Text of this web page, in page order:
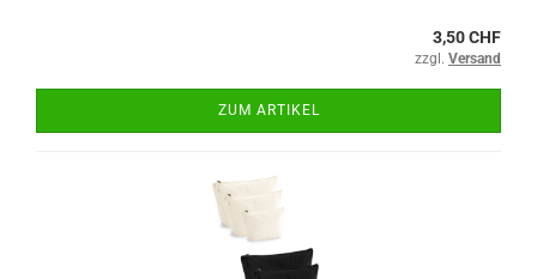
3,50 CHF
zzgl. Versand
ZUM ARTIKEL